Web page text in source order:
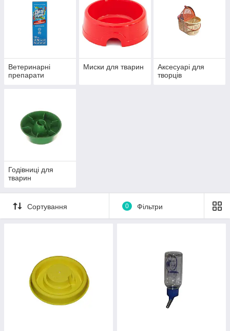
Ветеринарні
препарати
Миски для тварин
Аксесуарі для
творців
Годівниці для
тварин
Сортування 0 Фільтри